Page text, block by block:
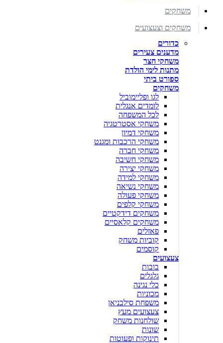
משחקים
משחקים וצעצועים
כדורים
מדענים צעירים
משחקי חצר
מתנות לימי הולדת
ספורט ביתי
משחקים
לגו ופליימוביל
לומדים אנגלית
לכל המשפחה
משחקי אסטרטגיה
משחקי דמיון
משחקי הרכבות ומגנט
משחקי חברה
משחקי חשיבה
משחקי יצירה
משחקי למידה
משחקי נשיאה
משחקי פעולה
משחקי קלפים
משחקים דידקטיים
משחקים קלאסיים
פאזלים
קוביות משחק
קוסמים
צעצועים
בובות
גלגלים
כלי נגינה
מכוניות
משפחת סילבניאן
צעצועים מעץ
שולחנות משחק
שונות
תינוקות ופעוטות